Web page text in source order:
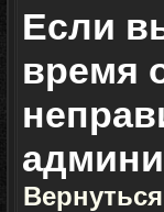
Если
время